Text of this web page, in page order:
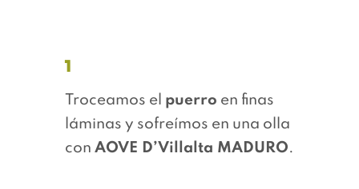
1
Troceamos el puerro en finas
láminas y sofreímos en una olla
con AOVE D’Villalta MADURO.